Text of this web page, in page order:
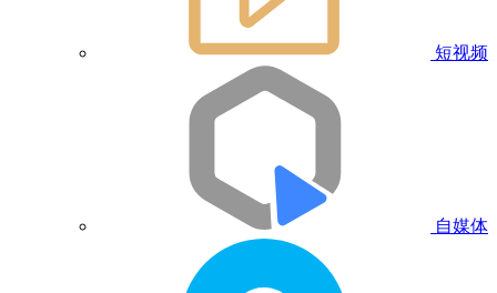
短视频
自媒体